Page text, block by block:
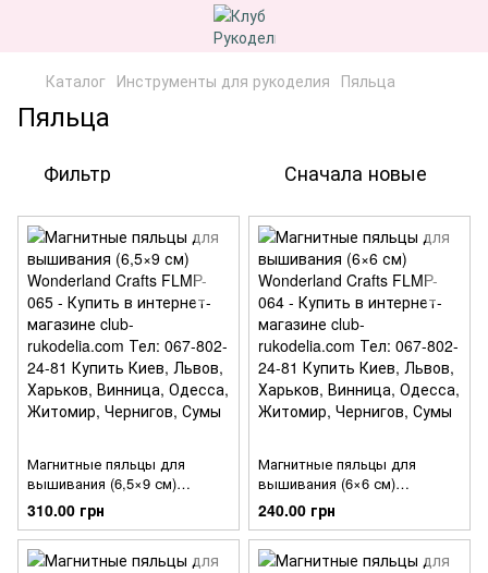
Каталог Инструменты для рукоделия Пяльца
Пяльца
Фильтр Сначала новые
Магнитные пяльцы для
вышивания (6,5×9 см)
Wonderland Crafts FLMP-065
310.00 грн
Магнитные пяльцы для
вышивания (6×6 см)
Wonderland Crafts FLMP-064
240.00 грн